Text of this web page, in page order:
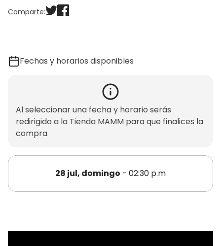
Comparte:
Fechas y horarios disponibles
Al seleccionar una fecha y horario serás
redirigido a la Tienda MAMM para que finalices la
compra
28 jul, domingo - 02:30 p.m